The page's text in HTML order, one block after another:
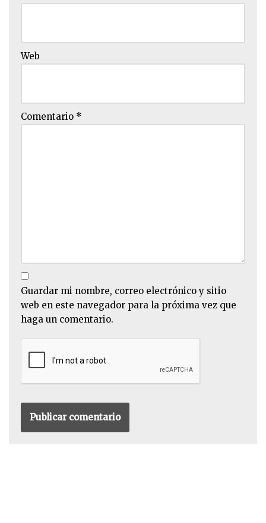
Web
Comentario *
Guardar mi nombre, correo electrónico y sitio
web en este navegador para la próxima vez que
haga un comentario.